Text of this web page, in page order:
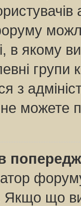
в якому
групи
з
можете
Якщо що